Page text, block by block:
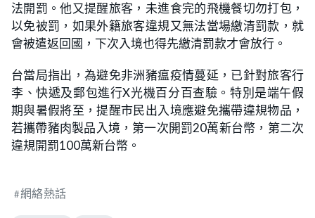
法開罰。他又提醒旅客，未進食完的飛機餐切勿打包，
以免被罰，如果外籍旅客違規又無法當場繳清罰款，就
會被遣返回國，下次入境也得先繳清罰款才會放行。
台當局指出，為避免非洲豬瘟疫情蔓延，已針對旅客行
李、快遞及郵包進行X光機百分百查驗。特別是端午假
期與暑假將至，提醒市民出入境應避免攜帶違規物品，
若攜帶豬肉製品入境，第一次開罰20萬新台幣，第二次
違規開罰100萬新台幣。
網絡熱話